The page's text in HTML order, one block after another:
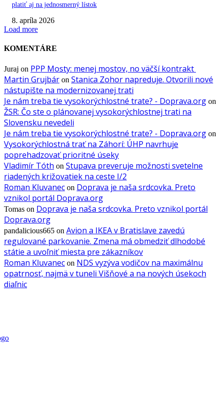
platiť aj na jednosmerný lístok
8. apríla 2026
Load more
KOMENTÁRE
Juraj on PPP Mosty: menej mostov, no väčší kontrakt
Martin Grujbár on Stanica Zohor napreduje. Otvorili nové
nástupište na modernizovanej trati
Je nám treba tie vysokorýchlostné trate? - Doprava.org on
ŽSR: Čo ste o plánovanej vysokorýchlostnej trati na
Slovensku nevedeli
Je nám treba tie vysokorýchlostné trate? - Doprava.org on
Vysokorýchlostná trať na Záhorí: ÚHP navrhuje
poprehadzovať prioritné úseky
Vladimír Tóth on Stupava preveruje možnosti svetelne
riadených križovatiek na ceste I/2
Roman Kluvanec on Doprava je naša srdcovka. Preto
vznikol portál Doprava.org
Tomas on Doprava je naša srdcovka. Preto vznikol portál
Doprava.org
pandalicious665 on Avion a IKEA v Bratislave zavedú
regulované parkovanie. Zmena má obmedziť dlhodobé
státie a uvoľniť miesta pre zákazníkov
Roman Kluvanec on NDS vyzýva vodičov na maximálnu
opatrnosť, najmä v tuneli Višňové a na nových úsekoch
diaľnic